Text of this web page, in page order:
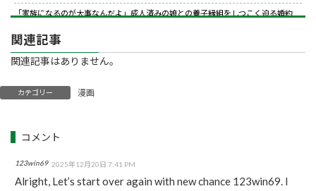
「家族になるのが大事なんだよ」成人済みの娘との養子縁組をしつこく迫る婚約
←金目当てだと自白したようなもんｗｗｗ
【画像】本田望結の妹、姉妹で並んだ姿が大変素晴らしいと話題にw w w w w w w
いい顔する二面性に困惑…関係切れと助言した結果まさかの号泣→着拒ってどうい
うこと？
【動画】高校生さん、文化祭でコーヒーカップを作って大盛りあがり←なんかどっ
関連記事
関連記事はありません。
カテゴリー 漫画
123win69 2025年12月20日 7:41 PM
Alright, Let’s start over again with new chance 123win69. I